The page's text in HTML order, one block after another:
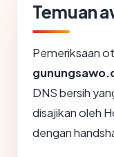
Temuan
Pemeriksaan
DNS bersih
disajikan oleh
dengan